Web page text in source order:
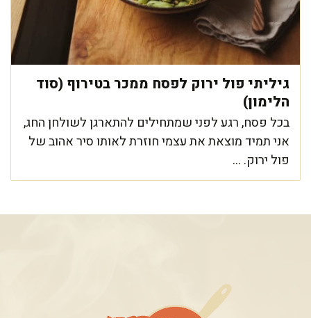
גיליתי פול ירוק לפסח ממכר בטירוף (סוד
הלימון)
בכל פסח, רגע לפני שמתחילים להתארגן לשולחן החג,
אני תמיד מוצאת את עצמי חוזרת לאותו סיר אהוב של
פול ירוק. ...